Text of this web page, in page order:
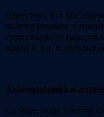
Известно, что все
двигал корабли к
существовали
земли и т.д. и сегодня
Альтернатива в
Солнце, вода и ветер